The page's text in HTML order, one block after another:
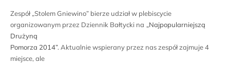
Zespół „Stolem Gniewino” bierze udział w plebiscycie
organizowanym przez Dziennik Bałtycki na „Najpopularniejszą
Drużyną
Pomorza 2014”. Aktualnie wspierany przez nas zespół zajmuje 4
miejsce, ale